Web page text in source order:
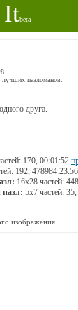
Itbeta
лучших пазломанов.
друга.
170, 00:01:52
192, 478984:23:56
16x28 частей:
5x7 частей:
изображения.